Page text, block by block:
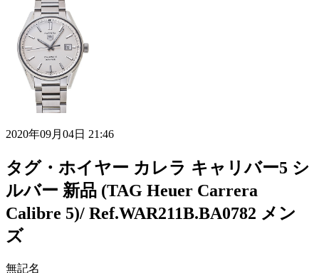
2020年09月04日 21:46
タグ・ホイヤー カレラ キャリバー5 シ
ルバー 新品 (TAG Heuer Carrera
Calibre 5)/ Ref.WAR211B.BA0782 メン
ズ
無記名